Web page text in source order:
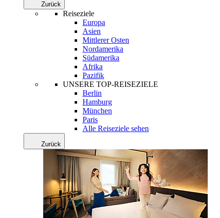
Zurück
Reiseziele
Europa
Asien
Mittlerer Osten
Nordamerika
Südamerika
Afrika
Pazifik
UNSERE TOP-REISEZIELE
Berlin
Hamburg
München
Paris
Alle Reiseziele sehen
Zurück